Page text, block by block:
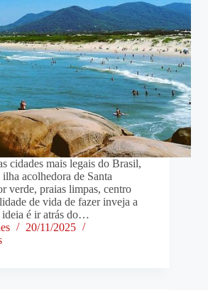
cidades mais legais do Brasil,
acolhedora de Santa
verde, praias limpas, centro
de vida de fazer inveja a
ideia é ir atrás do…
20/11/2025